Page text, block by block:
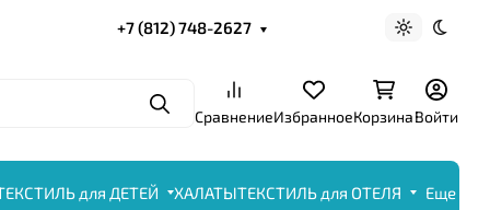
+7 (812) 748-2627 Светлая
ПоискСравнениеИзбранноеКорзинаВойти
для ДЕТЕЙ ХАЛАТЫТЕКСТИЛЬ для ОТЕЛЯ Еще